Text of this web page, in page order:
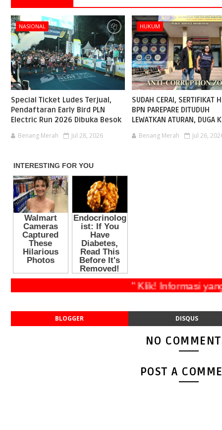
NASIONAL
Special Ticket Ludes Terjual,
Pendaftaran Early Bird PLN
Electric Run 2026 Dibuka Besok
Benang Merah Jul 28, 2026
HUKUM
SUDAH CERAI, SERTIFIKAT
BPN PAREPARE DITUDUH
LEWATKAN ATURAN, DUGA
Benang Merah Jul 26,
" Klik! Informasi yang
BLOGGER DISQUS
NO
POST A